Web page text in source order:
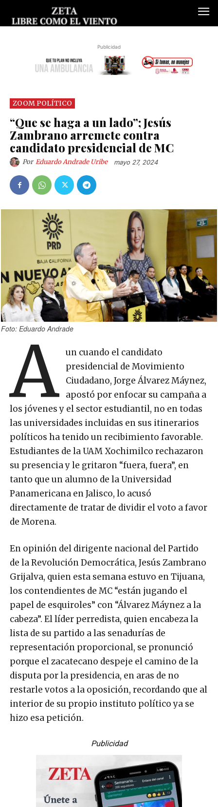
Publicidad
ZOOM POLÍTICO
“Que se haga a un lado”; Jesús
Zambrano arremete contra
candidato presidencial de MC
Por Eduardo Andrade Uribe mayo 27, 2024
Foto: Eduardo Andrade
A
un cuando el candidato
presidencial de Movimiento
Ciudadano, Jorge Álvarez Máynez,
apostó por enfocar su campaña a
los jóvenes y el sector estudiantil, no en todas
las universidades incluidas en sus itinerarios
políticos ha tenido un recibimiento favorable.
Estudiantes de la UAM Xochimilco rechazaron
su presencia y le gritaron “fuera, fuera”, en
tanto que un alumno de la Universidad
Panamericana en Jalisco, lo acusó
directamente de tratar de dividir el voto a favor
de Morena.
En opinión del dirigente nacional del Partido
de la Revolución Democrática, Jesús Zambrano
Grijalva, quien esta semana estuvo en Tijuana,
los contendientes de MC “están jugando el
papel de esquiroles” con “Álvarez Máynez a la
cabeza”. El líder perredista, quien encabeza la
lista de su partido a las senadurías de
representación proporcional, se pronunció
porque el zacatecano despeje el camino de la
disputa por la presidencia, en aras de no
restarle votos a la oposición, recordando que al
interior de su propio instituto político ya se
hizo esa petición.
Publicidad